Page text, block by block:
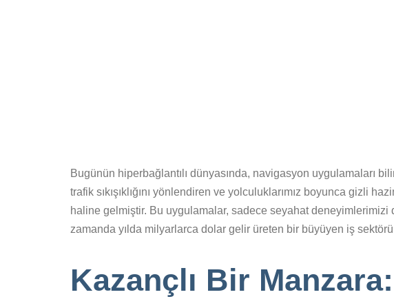
Bugünün hiperbağlantılı dünyasında, navigasyon uygulamaları
trafik sıkışıklığını yönlendiren ve yolculuklarımız boyunca gizli
haline gelmiştir. Bu uygulamalar, sadece seyahat deneyimlerimizi
zamanda yılda milyarlarca dolar gelir üreten bir büyüyen iş sektörü
Kazançlı Bir